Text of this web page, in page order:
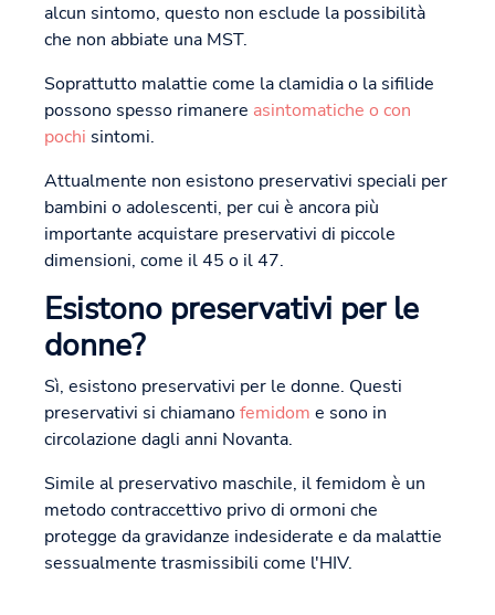
alcun sintomo, questo non esclude la possibilità
che non abbiate una MST.
Soprattutto malattie come la clamidia o la sifilide
possono spesso rimanere asintomatiche o con
pochi sintomi.
Attualmente non esistono preservativi speciali per
bambini o adolescenti, per cui è ancora più
importante acquistare preservativi di piccole
dimensioni, come il 45 o il 47.
Esistono preservativi per le
donne?
Sì, esistono preservativi per le donne. Questi
preservativi si chiamanofemidom e sono in
circolazione dagli anni Novanta.
Simile al preservativo maschile, il femidom è un
metodo contraccettivo privo di ormoni che
protegge da gravidanze indesiderate e da malattie
sessualmente trasmissibili come l'HIV.